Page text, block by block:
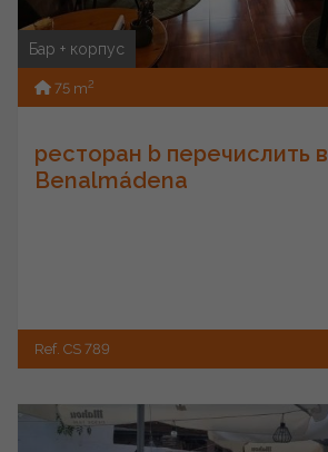
Бар + корпус
75 m2
ресторан b перечислить в
Benalmádena
Ref. CS 789